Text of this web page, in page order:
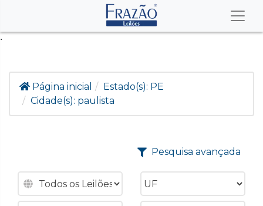
.
Página inicial Estado(s): PE
Cidade(s): paulista
Pesquisa avançada